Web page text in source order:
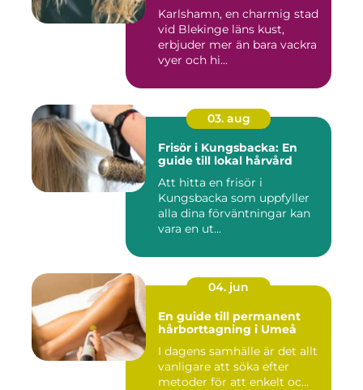
Karlshamn, en charmig stad
vid Blekinge läns kust,
erbjuder mer än bara vackra
vyer och hi...
03. aug
Frisör i Kungsbacka: En
guide till lokal hårvård
Att hitta en frisör i
Kungsbacka som uppfyller
alla dina förväntningar kan
vara en ut...
04. jun
En guide till permanent
hårborttagning i Umeå
I dagens samhälle är det allt
vanligare att söka efter
metoder för att enkelt oc...